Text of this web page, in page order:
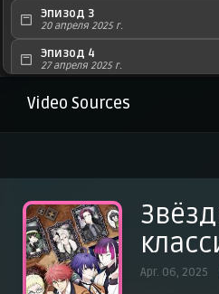
Эпизод 3
20 апреля 2025 г.
Эпизод 4
27 апреля 2025 г.
Эпизод 5
4 мая 2025 г.
Эпизод 8
25 мая 2025 г.
Эпизод 9
1 июня 2025 г.
Video Sources
Apr. 06, 2025